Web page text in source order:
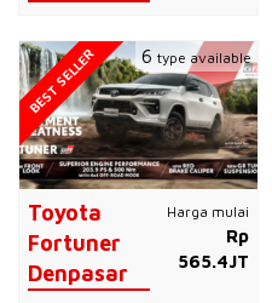
Toyota
Fortuner
Denpasar
Harga mulai
Rp
565.4JT
BEST SELLER 6 type available